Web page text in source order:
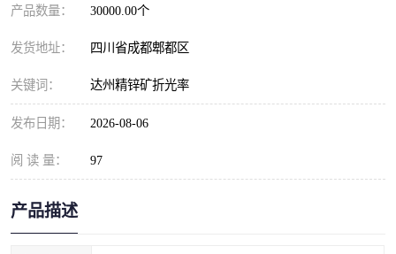
产品数量： 30000.00个
发货地址： 四川省成都郫都区
关键词： 达州精锌矿折光率
发布日期： 2026-08-06
阅 读 量： 97
产品描述